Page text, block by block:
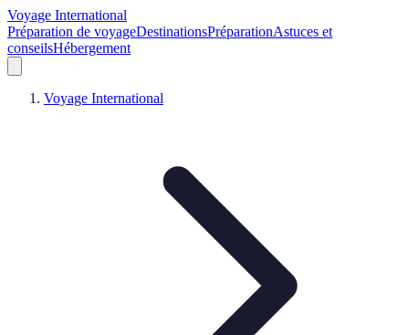
Voyage International
Préparation de voyageDestinationsPréparationAstuces et
conseilsHébergement
Voyage International